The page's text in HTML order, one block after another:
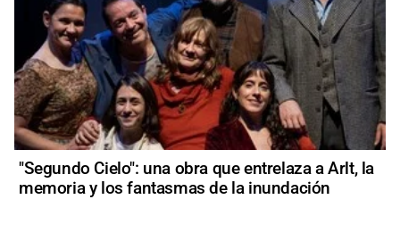
"Segundo Cielo": una obra que entrelaza a Arlt, la
memoria y los fantasmas de la inundación